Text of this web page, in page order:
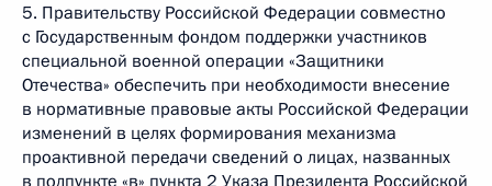
5. Правительству Российской Федерации совместно
с Государственным фондом поддержки участников
специальной военной операции «Защитники
Отечества» обеспечить при необходимости внесение
в нормативные правовые акты Российской Федерации
изменений в целях формирования механизма
проактивной передачи сведений о лицах, названных